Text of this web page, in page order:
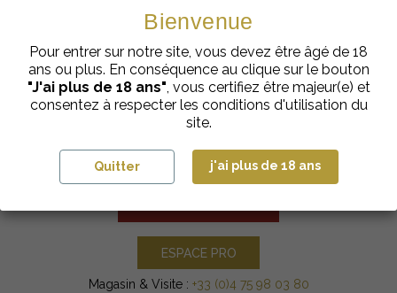
3 chemin de la Méjeonne
26230 VALAURIE
ESPACE PRO
Magasin & Visite : +33 (0)4 75 98 03 80
Bienvenue
Pour entrer sur notre site, vous devez être âgé de 18
ans ou plus. En conséquence au clique sur le bouton
"J'ai plus de 18 ans", vous certifiez être majeur(e) et
consentez à respecter les conditions d'utilisation du
site.
Quitter j'ai plus de 18 ans